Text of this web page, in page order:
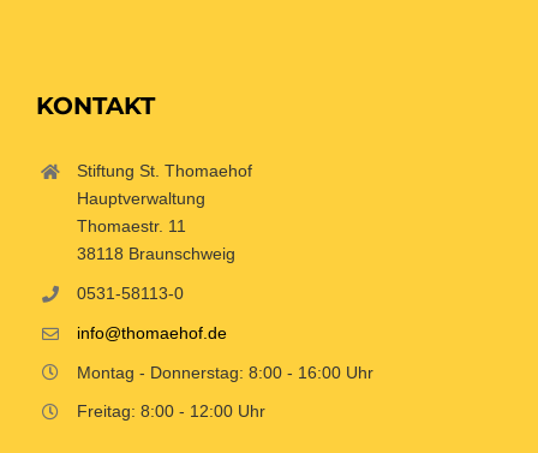
KONTAKT
Stiftung St. Thomaehof
Hauptverwaltung
Thomaestr. 11
38118 Braunschweig
0531-58113-0
info@thomaehof.de
Montag - Donnerstag: 8:00 - 16:00 Uhr
Freitag: 8:00 - 12:00 Uhr